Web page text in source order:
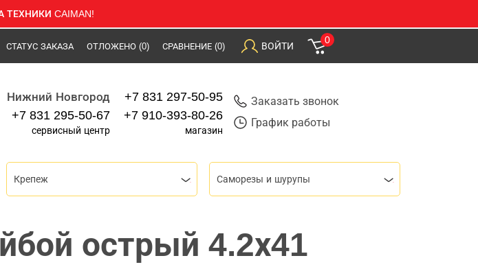
CAIMAN!
СТАТУС ЗАКАЗА ОТЛОЖЕНО (0) СРАВНЕНИЕ (0) ВОЙТИ
0
Нижний Новгород
+7 831 295-50-67
сервисный центр
+7 831 297-50-95
+7 910-393-80-26
магазин
Заказать звонок
График работы
Крепеж Саморезы и шурупы
острый 4.2х41